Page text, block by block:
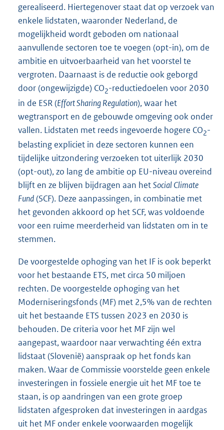
gerealiseerd. Hiertegenover staat dat op verzoek van
enkele lidstaten, waaronder Nederland, de
mogelijkheid wordt geboden om nationaal
aanvullende sectoren toe te voegen (opt-in), om de
ambitie en uitvoerbaarheid van het voorstel te
vergroten. Daarnaast is de reductie ook geborgd
door (ongewijzigde) CO2-reductiedoelen voor 2030
in de ESR (Effort Sharing Regulation), waar het
wegtransport en de gebouwde omgeving ook onder
vallen. Lidstaten met reeds ingevoerde hogere CO2-
belasting expliciet in deze sectoren kunnen een
tijdelijke uitzondering verzoeken tot uiterlijk 2030
(opt-out), zo lang de ambitie op EU-niveau overeind
blijft en ze blijven bijdragen aan hetSocial Climate
Fund(SCF). Deze aanpassingen, in combinatie met
het gevonden akkoord op het SCF, was voldoende
voor een ruime meerderheid van lidstaten om in te
stemmen.
De voorgestelde ophoging van het IF is ook beperkt
voor het bestaande ETS, met circa 50 miljoen
rechten. De voorgestelde ophoging van het
Moderniseringsfonds (MF) met 2,5% van de rechten
uit het bestaande ETS tussen 2023 en 2030 is
behouden. De criteria voor het MF zijn wel
aangepast, waardoor naar verwachting één extra
lidstaat (Slovenië) aanspraak op het fonds kan
maken. Waar de Commissie voorstelde geen enkele
investeringen in fossiele energie uit het MF toe te
staan, is op aandringen van een grote groep
lidstaten afgesproken dat investeringen in aardgas
uit het MF onder enkele voorwaarden mogelijk